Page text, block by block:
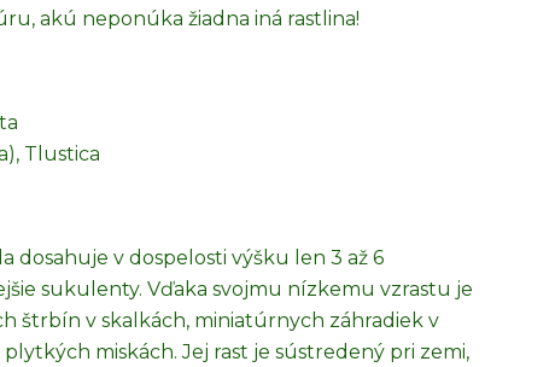
akú neponúka žiadna iná rastlina!
Tlustica
dosahuje v dospelosti výšku len 3 až 6
sukulenty. Vďaka svojmu nízkemu vzrastu je
štrbín v skalkách, miniatúrnych záhradiek v
miskách. Jej rast je sústredený pri zemi,